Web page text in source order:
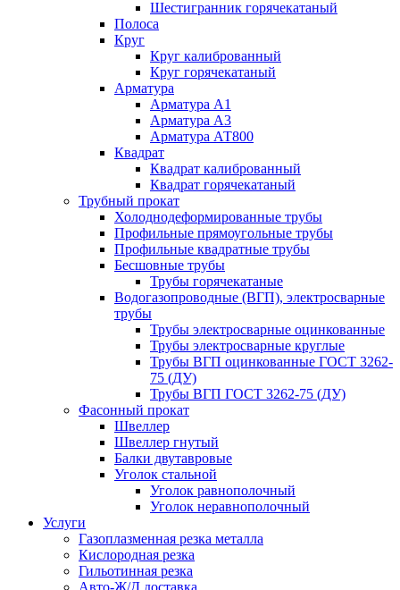
Шестигранник горячекатаный
Полоса
Круг
Круг калиброванный
Круг горячекатаный
Арматура
Арматура А1
Арматура А3
Арматура АТ800
Квадрат
Квадрат калиброванный
Квадрат горячекатаный
Трубный прокат
Холоднодеформированные трубы
Профильные прямоугольные трубы
Профильные квадратные трубы
Бесшовные трубы
Трубы горячекатаные
Водогазопроводные (ВГП), электросварные
трубы
Трубы электросварные оцинкованные
Трубы электросварные круглые
Трубы ВГП оцинкованные ГОСТ 3262-
75 (ДУ)
Трубы ВГП ГОСТ 3262-75 (ДУ)
Фасонный прокат
Швеллер
Швеллер гнутый
Балки двутавровые
Уголок стальной
Уголок равнополочный
Уголок неравнополочный
Услуги
Газоплазменная резка металла
Кислородная резка
Гильотинная резка
Авто-Ж/Д доставка